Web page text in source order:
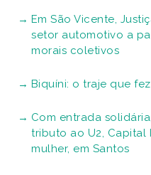
Em São Vicente,
setor automotivo a
morais coletivos
Biquíni: o traje que
Com entrada
tributo ao U2, Capital
mulher, em Santos